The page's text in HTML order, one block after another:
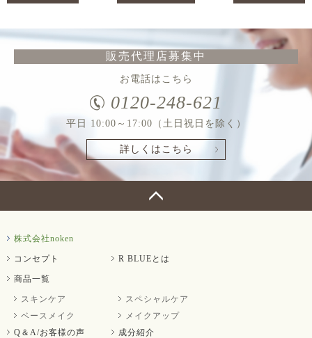
販売代理店募集中
お電話はこちら
0120-248-621
平日 10:00～17:00（土日祝日を除く）
詳しくはこちら
株式会社noken
コンセプト R BLUEとは
商品一覧
スキンケア
スペシャルケア
ベースメイク
メイクアップ
Q＆A/お客様の声
成分紹介